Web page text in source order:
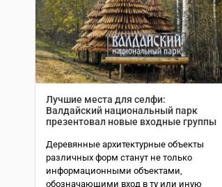
Лучшие места для селфи:
Валдайский национальный парк
презентовал новые входные группы
Деревянные архитектурные объекты
различных форм станут не только
информационными объектами,
обозначающими вход в ту или иную